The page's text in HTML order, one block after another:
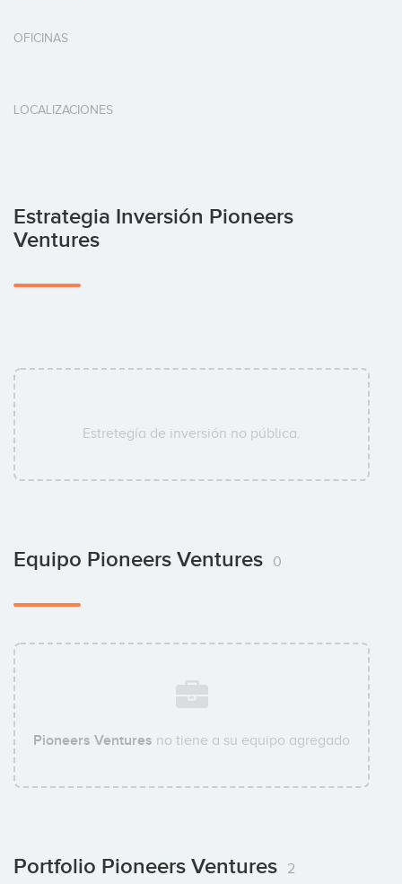
OFICINAS
LOCALIZACIONES
Estrategia Inversión Pioneers
Ventures
Estretegía de inversión no pública.
Equipo Pioneers Ventures 0
Pioneers Ventures no tiene a su equipo agregado
Portfolio Pioneers Ventures 2